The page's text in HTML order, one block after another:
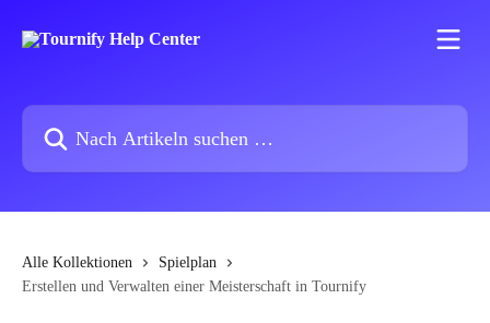
Nach Artikeln suchen …
Alle Kollektionen
Spielplan
Erstellen und Verwalten einer Meisterschaft in Tournify